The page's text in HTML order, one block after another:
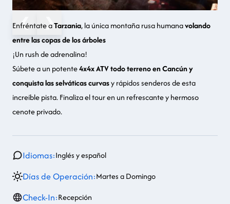
❮ ❯
Enfréntate aTarzania, la única montaña rusa humanavolando
entre las copas de los árboles
¡Un rush de adrenalina!
Súbete a un potente4x4x ATV todo terreno en Cancún y
conquista las selváticas curvasy rápidos senderos de esta
increíble pista. Finaliza el tour en un refrescante y hermoso
cenote privado.
Idiomas:Inglés y español
Días de Operación:Martes a Domingo
Check-In:Recepción